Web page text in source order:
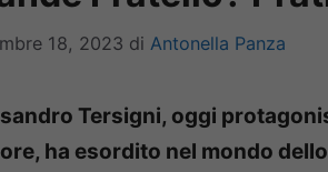
18, 2023 di Antonella Panza
Tersigni, oggi
ha esordito nel mondo